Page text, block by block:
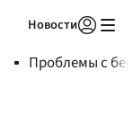
Новости
Проблемы с